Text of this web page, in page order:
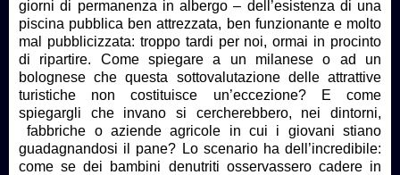
giorni di permanenza in albergo – dell’esistenza di una
piscina pubblica ben attrezzata, ben funzionante e molto
mal pubblicizzata: troppo tardi per noi, ormai in procinto
di ripartire. Come spiegare a un milanese o ad un
bolognese che questa sottovalutazione delle attrattive
turistiche non costituisce un’eccezione? E come
spiegargli che invano si cercherebbero, nei dintorni,
fabbriche o aziende agricole in cui i giovani stiano
guadagnandosi il pane? Lo scenario ha dell’incredibile:
come se dei bambini denutriti osservassero cadere in